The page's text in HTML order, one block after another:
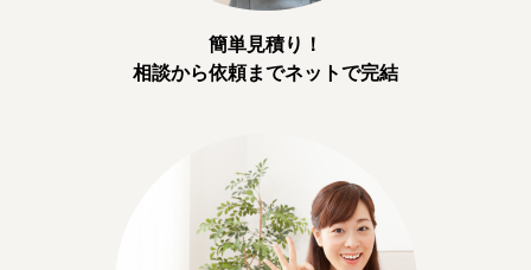
簡単見積り！
相談から依頼までネットで完結